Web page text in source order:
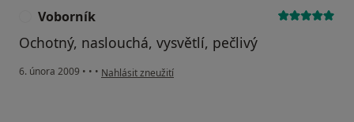
Voborník
Ochotný, naslouchá, vysvětlí, pečlivý
6. února 2009 • • • podle názoru uživatele Voborník
Nahlásit zneužití